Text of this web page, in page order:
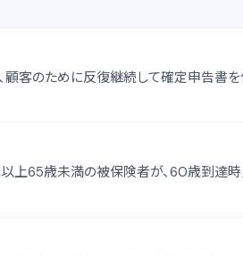
顧客のために反復継続して確定申告
上65歳未満の被保険者が、60歳到達